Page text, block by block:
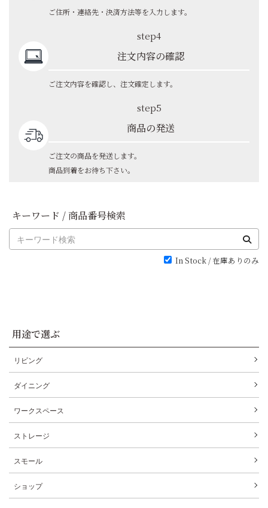
ご住所・連絡先・決済方法等を入力します。
step4
注文内容の確認
ご注文内容を確認し、注文確定します。
step5
商品の発送
ご注文の商品を発送します。
商品到着をお待ち下さい。
キーワード / 商品番号検索
In Stock / 在庫ありのみ
用途で選ぶ
リビング
ダイニング
ワークスペース
ストレージ
スモール
ショップ